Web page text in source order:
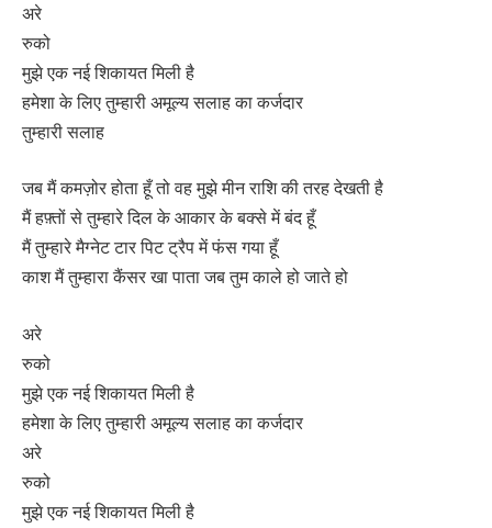
अरे
रुको
मुझे एक नई शिकायत मिली है
हमेशा के लिए तुम्हारी अमूल्य सलाह का कर्जदार
तुम्हारी सलाह
जब मैं कमज़ोर होता हूँ तो वह मुझे मीन राशि की तरह देखती है
मैं हफ़्तों से तुम्हारे दिल के आकार के बक्से में बंद हूँ
मैं तुम्हारे मैग्नेट टार पिट ट्रैप में फंस गया हूँ
काश मैं तुम्हारा कैंसर खा पाता जब तुम काले हो जाते हो
अरे
रुको
मुझे एक नई शिकायत मिली है
हमेशा के लिए तुम्हारी अमूल्य सलाह का कर्जदार
अरे
रुको
मुझे एक नई शिकायत मिली है